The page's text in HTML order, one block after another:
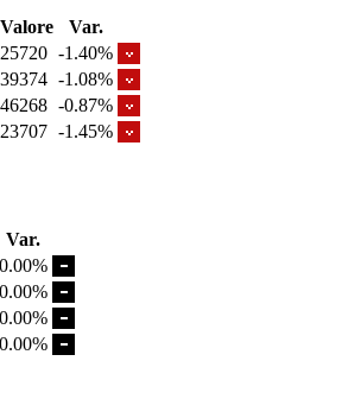
Valore
Var.
25720 -1.40%
39374 -1.08%
46268 -0.87%
23707 -1.45%
Var.
0.00%
0.00%
0.00%
0.00%